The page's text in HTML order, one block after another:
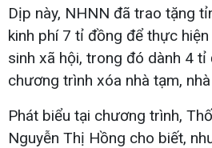
Dịp này, NHNN đã trao tặng
kinh phí 7 tỉ đồng để thực
sinh xã hội, trong đó dành 4 tỉ
chương trình xóa nhà tạm,
Phát biểu tại chương trình,
Nguyễn Thị Hồng cho biết,